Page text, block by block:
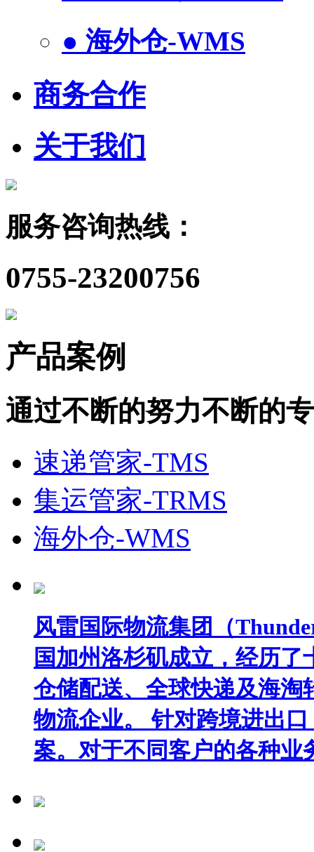
● 海外仓-WMS
商务合作
关于我们
服务咨询热线：
0755-23200756
产品案例
通过不断的努力不断的
速递管家-TMS
集运管家-TRMS
海外仓-WMS
风雷国际物流集团（
国加州洛杉矶成立，经历
仓储配送、全球快递及海淘
物流企业。 针对跨境进出
案。对于不同客户的各种